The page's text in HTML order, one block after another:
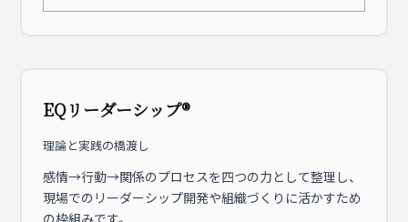
EQリーダーシップ®
理論と実践の橋渡し
感情→行動→関係のプロセスを四つの力として整理し、
現場でのリーダーシップ開発や組織づくりに活かすため
の枠組みです。